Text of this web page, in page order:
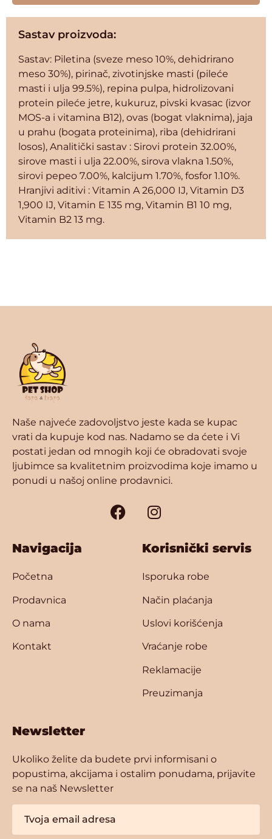
Sastav proizvoda:
Sastav: Piletina (sveze meso 10%, dehidrirano
meso 30%), pirinač, zivotinjske masti (pileće
masti i ulja 99.5%), repina pulpa, hidrolizovani
protein pileće jetre, kukuruz, pivski kvasac (izvor
MOS-a i vitamina B12), ovas (bogat vlaknima), jaja
u prahu (bogata proteinima), riba (dehidrirani
losos), Analitički sastav : Sirovi protein 32.00%,
sirove masti i ulja 22.00%, sirova vlakna 1.50%,
sirovi pepeo 7.00%, kalcijum 1.70%, fosfor 1.10%.
Hranjivi aditivi : Vitamin A 26,000 IJ, Vitamin D3
1,900 IJ, Vitamin E 135 mg, Vitamin B1 10 mg,
Vitamin B2 13 mg.
Naše najveće zadovoljstvo jeste kada se kupac
vrati da kupuje kod nas. Nadamo se da ćete i Vi
postati jedan od mnogih koji će obradovati svoje
ljubimce sa kvalitetnim proizvodima koje imamo u
ponudi u našoj online prodavnici.
Navigacija
Početna
Prodavnica
O nama
Kontakt
Korisnički servis
Isporuka robe
Način plaćanja
Uslovi korišćenja
Vraćanje robe
Reklamacije
Preuzimanja
Newsletter
Ukoliko želite da budete prvi informisani o
popustima, akcijama i ostalim ponudama, prijavite
se na naš Newsletter